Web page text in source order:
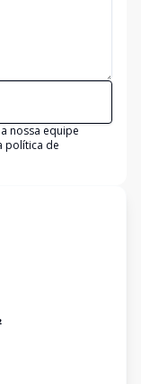
nossa equipe
política de